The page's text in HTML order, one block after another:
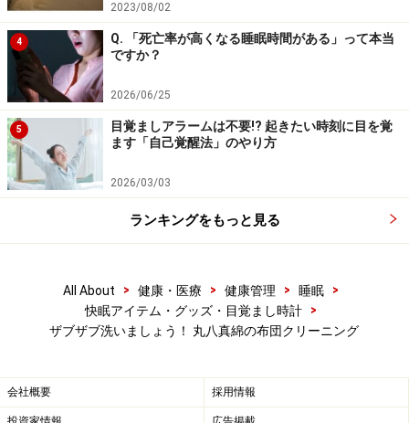
【編集部おすすめの購入サイト】
楽天市場で睡眠用品をチェック！
2023/08/02
4
Q. 「死亡率が高くなる睡眠時間がある」って本当
ですか？
2026/06/25
5
目覚ましアラームは不要!? 起きたい時刻に目を覚
ます「自己覚醒法」のやり方
2026/03/03
ランキングをもっと見る
All About > 健康・医療 > 健康管理 > 睡眠
>
快眠アイテム・グッズ・目覚まし時計
>
ザブザブ洗いましょう！ 丸八真綿の布団クリーニング
会社概要 採用情報